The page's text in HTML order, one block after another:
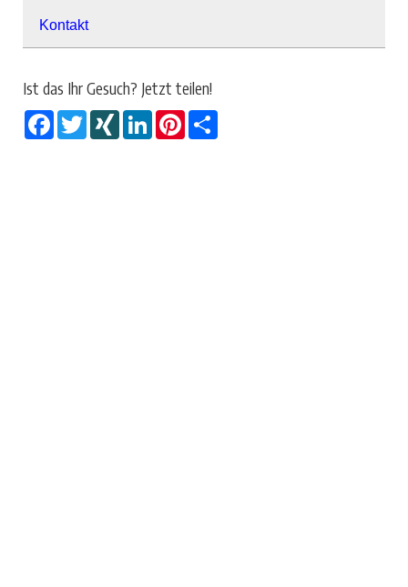
Kontakt
Ist das Ihr Gesuch? Jetzt teilen!
FacebookTwitterXING LinkedInPinterest